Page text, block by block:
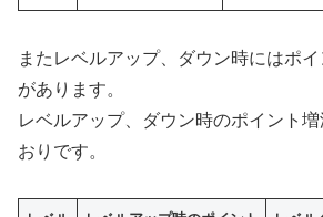
またレベルアップ、ダウン時にはポ
があります。
レベルアップ、ダウン時のポイント
おりです。